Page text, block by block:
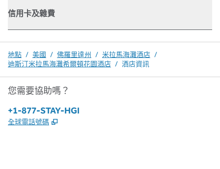
信用卡及雜費
地點 / 美國 / 佛羅里達州 / 米拉馬海灘酒店 /
迪斯汀米拉馬海灘希爾頓花園酒店 / 酒店資訊
您需要協助嗎？
電話：
+1-877-STAY-HGI
全球電話號碼 ,